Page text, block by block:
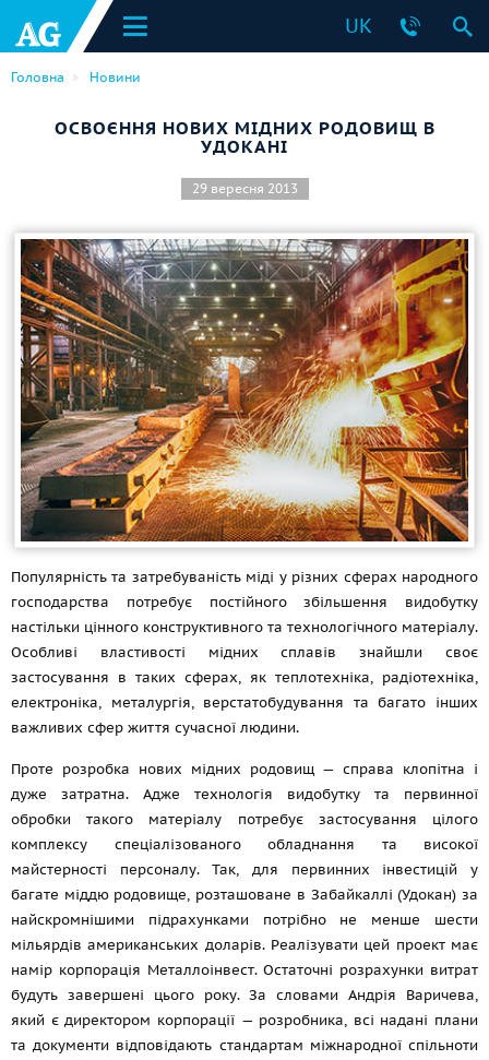
UK
Головна Новини
ОСВОЄННЯ НОВИХ МІДНИХ РОДОВИЩ В
УДОКАНІ
29 вересня 2013
Популярність та затребуваність міді у різних сферах народного
господарства потребує постійного збільшення видобутку
настільки цінного конструктивного та технологічного матеріалу.
Особливі властивості мідних сплавів знайшли своє
застосування в таких сферах, як теплотехніка, радіотехніка,
електроніка, металургія, верстатобудування та багато інших
важливих сфер життя сучасної людини.
Проте розробка нових мідних родовищ — справа клопітна і
дуже затратна. Адже технологія видобутку та первинної
обробки такого матеріалу потребує застосування цілого
комплексу спеціалізованого обладнання та високої
майстерності персоналу. Так, для первинних інвестицій у
багате міддю родовище, розташоване в Забайкаллі (Удокан) за
найскромнішими підрахунками потрібно не менше шести
мільярдів американських доларів. Реалізувати цей проект має
намір корпорація Металлоінвест. Остаточні розрахунки витрат
будуть завершені цього року. За словами Андрія Варичева,
який є директором корпорації — розробника, всі надані плани
та документи відповідають стандартам міжнародної спільноти